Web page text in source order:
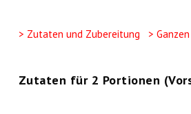
> Zutaten und Zubereitung >
Zutaten für 2 Portionen